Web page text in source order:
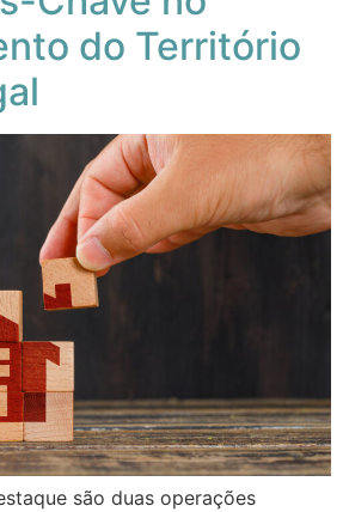
do Território
são duas operações